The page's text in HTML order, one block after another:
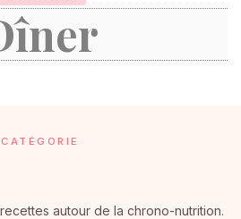
CATÉGORIE
autour de la chrono-nutrition.